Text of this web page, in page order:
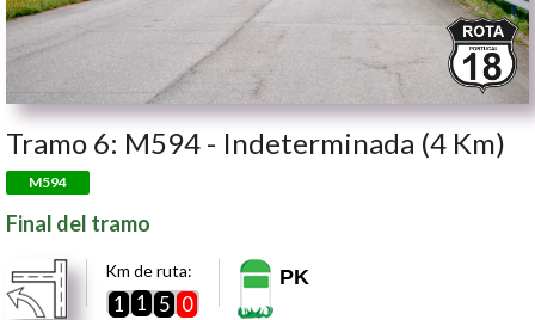
Tramo 6: M594 - Indeterminada (4 Km)
M594
Final del tramo
Km de ruta:
1 1 5 0
PK